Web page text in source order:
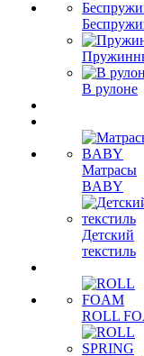
В рулоне
Матрасы
BABY
Детский
текстиль
ROLL